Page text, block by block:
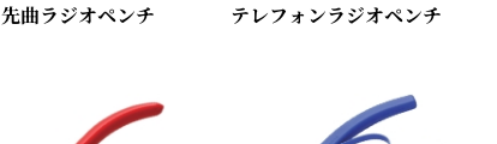
先曲ラジオペンチ テレフォンラジオペンチ